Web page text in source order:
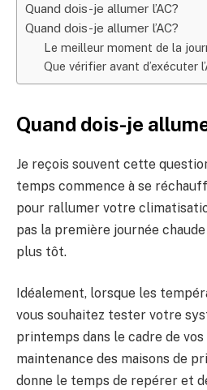
Quand dois-je allumer l’AC?
Quand dois-je allumer l’AC?
Le meilleur moment de la
Que vérifier avant d’exécuter
Quand dois-je
Je reçois souvent cette
temps commence à se
pour rallumer votre
pas la première journée chaude
plus tôt.
Idéalement, lorsque les
vous souhaitez tester votre
printemps dans le cadre de
maintenance des maisons de
donne le temps de repérer et